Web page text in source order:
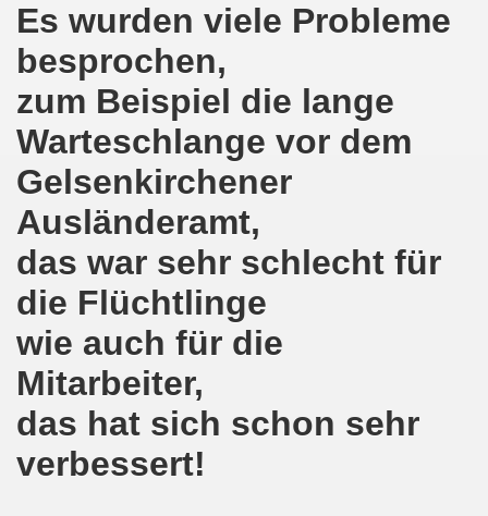
Es wurden viele Probleme
besprochen,
zum Beispiel die lange
Warteschlange vor dem
Gelsenkirchener
Ausländeramt,
das war sehr schlecht für
die Flüchtlinge
wie auch für die
Mitarbeiter,
das hat sich schon sehr
verbessert!
YPG-Fahne trotz richterlicher Erlaubnis
mit heißen Brennpunkten
zur Demonstration "Efrin wird leben" 20.03.2018,
protestiert und demonstriert am 05.03.2018
Bewegung begrüßt am 05.03.2018 die neue Regierung
Bewegung solidarisch am 19.02.2018 im Kampf gegen
Bewegung diskutiert am 19.02.2018 über heißes Eisen
Bewegung in Gelsenkirchen am 05.02.2018 wächst auf
Bewegung am 05.02.2018 diskutiert über